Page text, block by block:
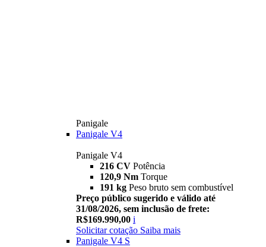
Panigale
Panigale V4
Panigale V4
216 CV Potência
120,9 Nm Torque
191 kg Peso bruto sem combustível
Preço público sugerido e válido até
31/08/2026, sem inclusão de frete:
R$169.990,00 i
Solicitar cotação Saiba mais
Panigale V4 S